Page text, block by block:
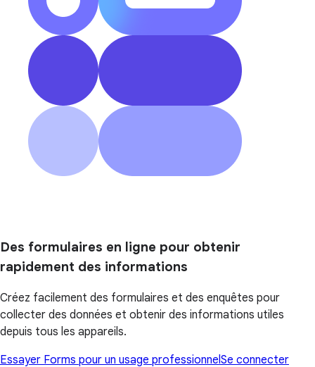
Des formulaires en ligne pour obtenir
rapidement des informations
Créez facilement des formulaires et des enquêtes pour
collecter des données et obtenir des informations utiles
depuis tous les appareils.
Essayer Forms pour un usage professionnelSe connecter